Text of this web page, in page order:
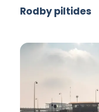
Rodby piltides